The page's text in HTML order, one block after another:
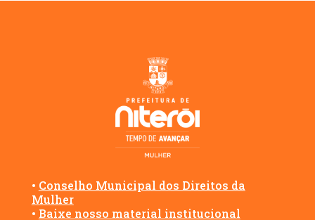
• Conselho Municipal dos Direitos da
Mulher
• Baixe nosso material institucional